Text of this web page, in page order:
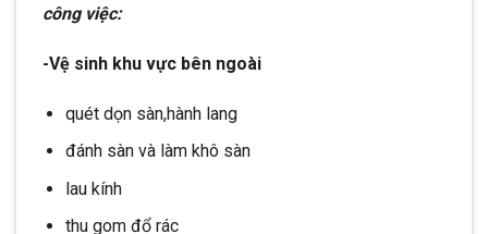
công việc:
-Vệ sinh khu vực bên ngoài
quét dọn sàn,hành lang
đánh sàn và làm khô sàn
lau kính
thu gom đổ rác